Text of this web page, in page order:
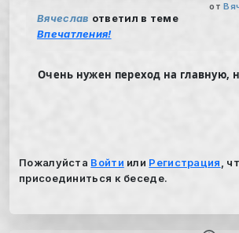
от
Вячеслав ответил в теме
Впечатления!
Очень нужен переход на главную,
Пожалуйста Войти или Регистрация
,
присоединиться к беседе.